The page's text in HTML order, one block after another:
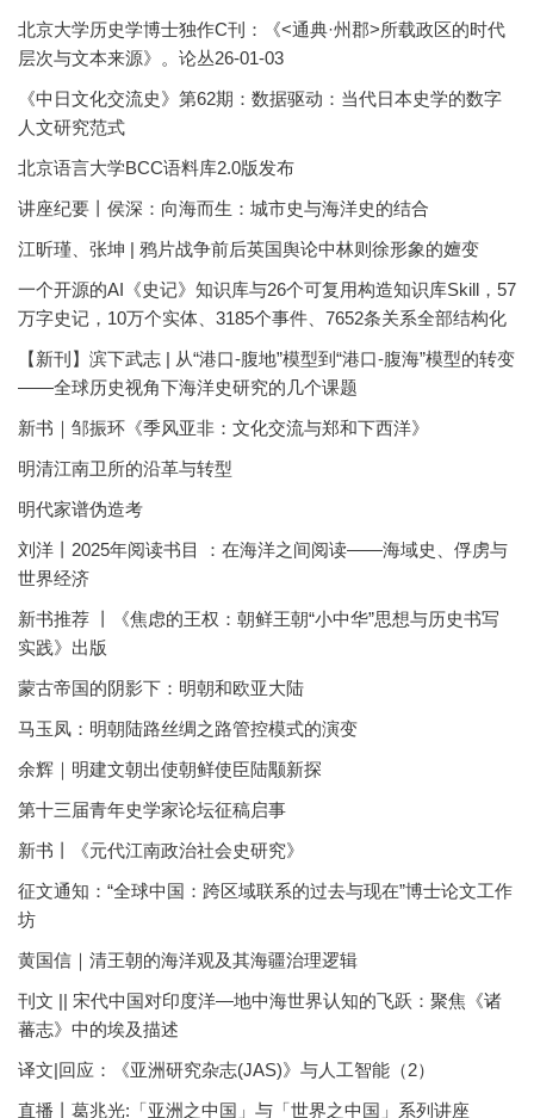
北京大学历史学博士独作C刊：《<通典·州郡>所载政区的时代
层次与文本来源》。论丛26-01-03
《中日文化交流史》第62期：数据驱动：当代日本史学的数字
人文研究范式
北京语言大学BCC语料库2.0版发布
讲座纪要丨侯深：向海而生：城市史与海洋史的结合
江昕瑾、张坤 | 鸦片战争前后英国舆论中林则徐形象的嬗变
一个开源的AI《史记》知识库与26个可复用构造知识库Skill，57
万字史记，10万个实体、3185个事件、7652条关系全部结构化
【新刊】滨下武志 | 从“港口-腹地”模型到“港口-腹海”模型的转变
——全球历史视角下海洋史研究的几个课题
新书｜邹振环《季风亚非：文化交流与郑和下西洋》
明清江南卫所的沿革与转型
明代家谱伪造考
刘洋丨2025年阅读书目 ：在海洋之间阅读——海域史、俘虏与
世界经济
新书推荐 丨《焦虑的王权：朝鲜王朝“小中华”思想与历史书写
实践》出版
蒙古帝国的阴影下：明朝和欧亚大陆
马玉凤：明朝陆路丝绸之路管控模式的演变
余辉｜明建文朝出使朝鲜使臣陆颙新探
第十三届青年史学家论坛征稿启事
新书丨《元代江南政治社会史研究》
征文通知：“全球中国：跨区域联系的过去与现在”博士论文工作
坊
黄国信｜清王朝的海洋观及其海疆治理逻辑
刊文 || 宋代中国对印度洋—地中海世界认知的飞跃：聚焦《诸
蕃志》中的埃及描述
译文|回应：《亚洲研究杂志(JAS)》与人工智能（2）
直播丨葛兆光:「亚洲之中国」与「世界之中国」系列讲座